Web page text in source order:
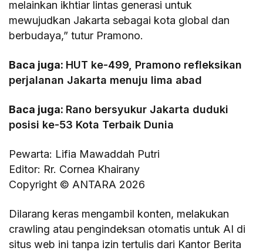
melainkan ikhtiar lintas generasi untuk
mewujudkan Jakarta sebagai kota global dan
berbudaya,” tutur Pramono.
Baca juga: HUT ke-499, Pramono refleksikan
perjalanan Jakarta menuju lima abad
Baca juga: Rano bersyukur Jakarta duduki
posisi ke-53 Kota Terbaik Dunia
Pewarta: Lifia Mawaddah Putri
Editor: Rr. Cornea Khairany
Copyright © ANTARA 2026
Dilarang keras mengambil konten, melakukan
crawling atau pengindeksan otomatis untuk AI di
situs web ini tanpa izin tertulis dari Kantor Berita